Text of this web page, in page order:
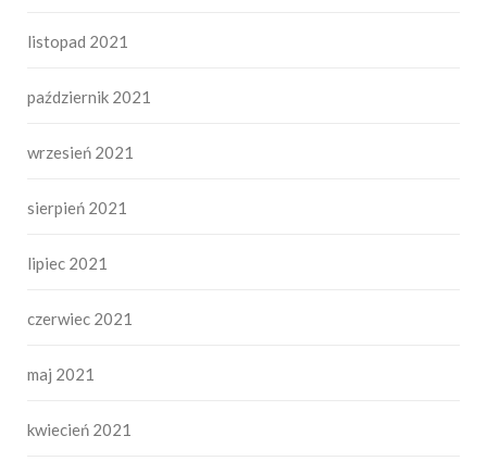
listopad 2021
październik 2021
wrzesień 2021
sierpień 2021
lipiec 2021
czerwiec 2021
maj 2021
kwiecień 2021